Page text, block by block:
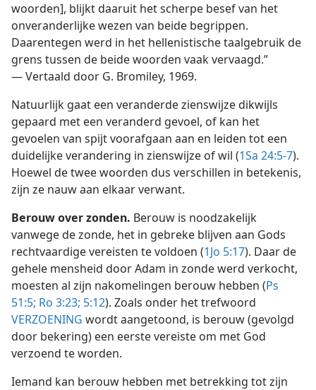
woorden], blijkt daaruit het scherpe besef van het
onveranderlijke wezen van beide begrippen.
Daarentegen werd in het hellenistische taalgebruik de
grens tussen de beide woorden vaak vervaagd.”
— Vertaald door G. Bromiley, 1969.
Natuurlijk gaat een veranderde zienswijze dikwijls
gepaard met een veranderd gevoel, of kan het
gevoelen van spijt voorafgaan aan en leiden tot een
duidelijke verandering in zienswijze of wil (1Sa 24:5-7).
Hoewel de twee woorden dus verschillen in betekenis,
zijn ze nauw aan elkaar verwant.
Berouw over zonden. Berouw is noodzakelijk
vanwege de zonde, het in gebreke blijven aan Gods
rechtvaardige vereisten te voldoen (1Jo 5:17). Daar de
gehele mensheid door Adam in zonde werd verkocht,
moesten al zijn nakomelingen berouw hebben (Ps
51:5; Ro 3:23; 5:12). Zoals onder het trefwoord
VERZOENING wordt aangetoond, is berouw (gevolgd
door bekering) een eerste vereiste om met God
verzoend te worden.
Iemand kan berouw hebben met betrekking tot zijn